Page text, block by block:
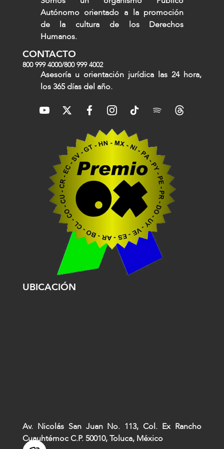
Autónomo orientado a la promoción
de la cultura de los Derechos
Humanos.
CONTACTO
800 999 4000/800 999 4002
Asesoría u orientación jurídica las 24 hora,
los 365 días del año.
UBICACIÓN
Av. Nicolás San Juan No. 113, Col. Ex Rancho
Cuauhtémoc C.P. 50010, Toluca, México